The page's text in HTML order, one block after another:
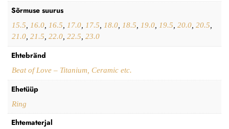
Sõrmuse suurus
15.5, 16.0, 16.5, 17.0, 17.5, 18.0, 18.5, 19.0, 19.5, 20.0, 20.5,
21.0, 21.5, 22.0, 22.5, 23.0
Ehtebränd
Beat of Love – Titanium, Ceramic etc.
Ehetüüp
Ring
Ehtematerjal